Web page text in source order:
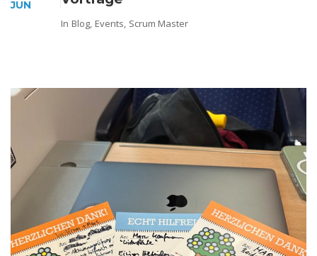
JUN
In Blog, Events, Scrum Master